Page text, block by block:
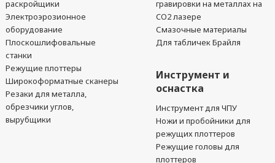
раскройщики
Электроэрозионное
оборудование
Плоскошлифовальные
станки
Режущие плоттеры
Широкоформатные сканеры
Резаки для металла,
обрезчики углов,
вырубщики
гравировки на металлах на
CO2 лазере
Смазочные материалы
Для табличек Брайля
Инструмент и
оснастка
Инструмент для ЧПУ
Ножи и пробойники для
режущих плоттеров
Режущие головы для
плоттеров